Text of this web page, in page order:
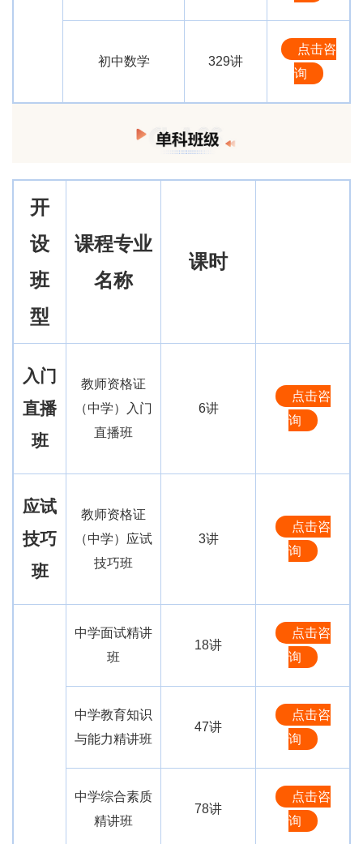
初中数学 329讲
点击咨
询
开
设
班
型
课程专业
名称
课时
入门
直播
班
教师资格证
（中学）入门
直播班
6讲
点击咨
询
应试
技巧
班
教师资格证
（中学）应试
技巧班
3讲
点击咨
询
中学面试精讲
班
18讲
点击咨
询
中学教育知识
与能力精讲班
47讲
点击咨
询
中学综合素质
精讲班
78讲
点击咨
询